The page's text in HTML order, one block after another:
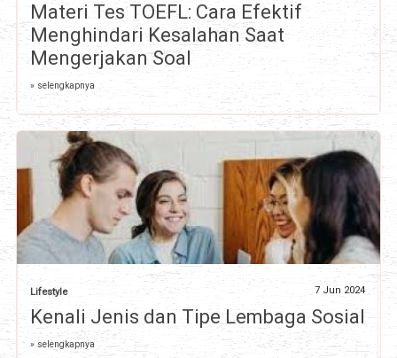
Materi Tes TOEFL: Cara Efektif
Menghindari Kesalahan Saat
Mengerjakan Soal
» selengkapnya
Lifestyle 7 Jun 2024
Kenali Jenis dan Tipe Lembaga Sosial
» selengkapnya